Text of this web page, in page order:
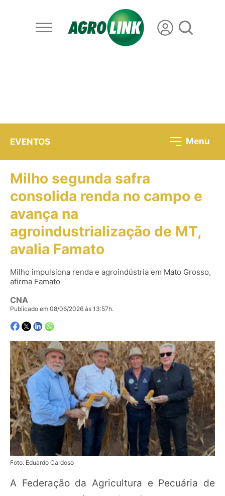
EVENTOS Menu
Milho segunda safra
consolida renda no campo e
avança na
agroindustrialização de MT,
avalia Famato
Milho impulsiona renda e agroindústria em Mato Grosso,
afirma Famato
CNA
Publicado em 08/06/2026 às 13:57h.
Foto: Eduardo Cardoso
A Federação da Agricultura e Pecuária de